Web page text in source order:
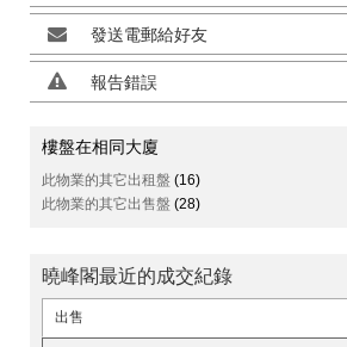
發送電郵給好友
報告錯誤
樓盤在相同大廈
此物業的其它出租盤 (16)
此物業的其它出售盤 (28)
曉峰閣最近的成交紀錄
出售